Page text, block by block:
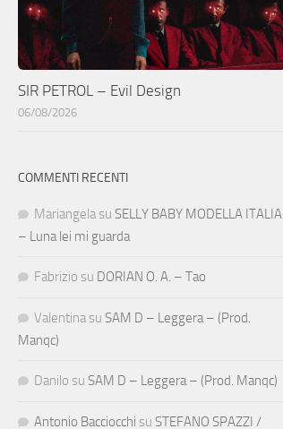
SIR PETROL – Evil Design
06/08/2026
COMMENTI RECENTI
Mariangela su SELLY BABY MODELLA ITALIA
– Luna lei mi guarda
Fabrizio su DORIAN O. A. – Tao
Valentina su SAM D – Leggera – (Prod.
Manqc)
Danilo su SAM D – Leggera – (Prod. Manqc)
Antonio Bacciocchi su STEFANO SPAZZI /